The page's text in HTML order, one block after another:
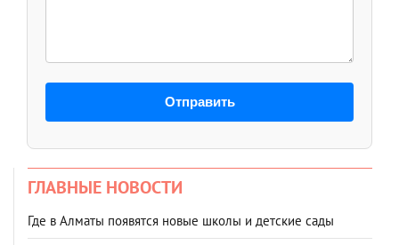
Отправить
ГЛАВНЫЕ НОВОСТИ
Где в Алматы появятся новые школы и детские сады